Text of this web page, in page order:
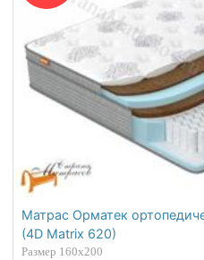
Матрас Орматек
(4D Matrix 620)
Размер 160х200